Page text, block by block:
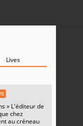
Lives
» L'éditeur de
chez
au créneau